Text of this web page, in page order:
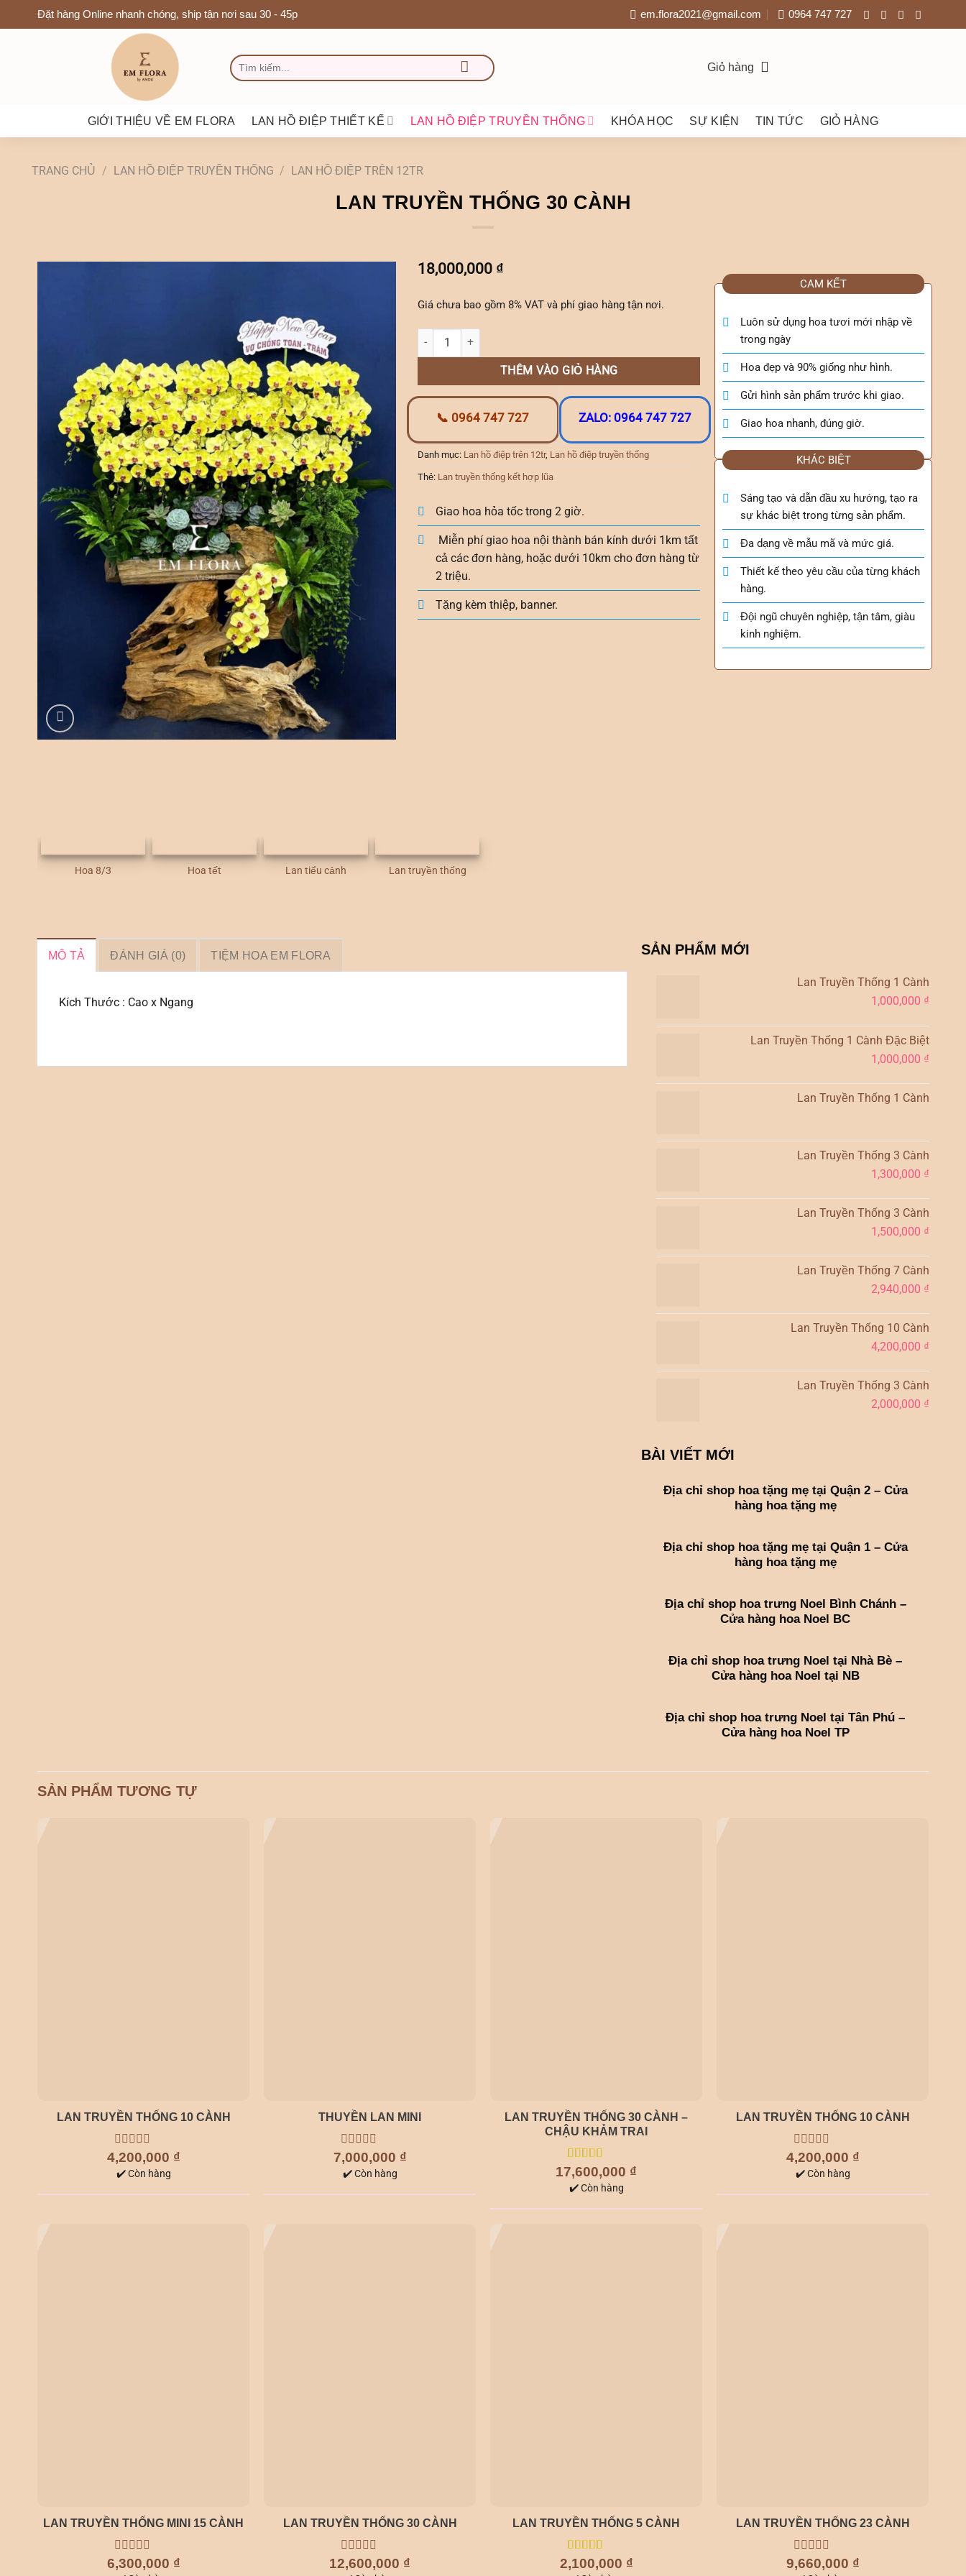
đến
Đặt hàng Online nhanh chóng, ship tận nơi sau 30 - 45p em.flora2021@gmail.com 0964 747 727
TÌM
Giỏ hàng
GIỚI THIỆU VỀ EM FLORA LAN HỒ ĐIỆP THIẾT KẾ LAN HỒ ĐIỆP TRUYỀN THỐNG KHÓA HỌC SỰ KIỆN TIN TỨC GIỎ HÀNG
TRANG CHỦ / LAN HỒ ĐIỆP TRUYỀN THỐNG / LAN HỒ ĐIỆP TRÊN 12TR
LAN TRUYỀN THỐNG 30 CÀNH
18,000,000 ₫
Giá chưa bao gồm 8% VAT và phí giao hàng tận nơi.
Lan Truyền Thống 30 Cành số lượng
THÊM VÀO GIỎ HÀNG
📞 0964 747 727 ZALO: 0964 747 727
Danh mục: Lan hồ điệp trên 12tr, Lan hồ điệp truyền thống
Thẻ: Lan truyền thống kết hợp lũa
Giao hoa hỏa tốc trong 2 giờ.
Miễn phí giao hoa nội thành bán kính dưới 1km tất
cả các đơn hàng, hoặc dưới 10km cho đơn hàng từ
2 triệu.
Tặng kèm thiệp, banner.
CAM KẾT
Luôn sử dụng hoa tươi mới nhập về
trong ngày
Hoa đẹp và 90% giống như hình.
Gửi hình sản phẩm trước khi giao.
Giao hoa nhanh, đúng giờ.
KHÁC BIỆT
Sáng tạo và dẫn đầu xu hướng, tạo ra
sự khác biệt trong từng sản phẩm.
Đa dạng về mẫu mã và mức giá.
Thiết kế theo yêu cầu của từng khách
hàng.
Đội ngũ chuyên nghiệp, tận tâm, giàu
kinh nghiệm.
Hoa 8/3 Hoa tết Lan tiểu cảnh Lan truyền thống
MÔ TẢ ĐÁNH GIÁ (0) TIỆM HOA EM FLORA
Kích Thước : Cao x Ngang
SẢN PHẨM MỚI
Lan Truyền Thống 1 Cành
1,000,000 ₫
Lan Truyền Thống 1 Cành Đặc Biệt
1,000,000 ₫
Lan Truyền Thống 1 Cành
Lan Truyền Thống 3 Cành
1,300,000 ₫
Lan Truyền Thống 3 Cành
1,500,000 ₫
Lan Truyền Thống 7 Cành
2,940,000 ₫
Lan Truyền Thống 10 Cành
4,200,000 ₫
Lan Truyền Thống 3 Cành
2,000,000 ₫
BÀI VIẾT MỚI
Địa chỉ shop hoa tặng mẹ tại Quận 2 – Cửa
hàng hoa tặng mẹ
Địa chỉ shop hoa tặng mẹ tại Quận 1 – Cửa
hàng hoa tặng mẹ
Địa chỉ shop hoa trưng Noel Bình Chánh –
Cửa hàng hoa Noel BC
Địa chỉ shop hoa trưng Noel tại Nhà Bè –
Cửa hàng hoa Noel tại NB
Địa chỉ shop hoa trưng Noel tại Tân Phú –
Cửa hàng hoa Noel TP
SẢN PHẨM TƯƠNG TỰ
LAN TRUYỀN THỐNG 10 CÀNH
0
out
of
4,200,000 ₫
✔️ Còn hàng
THUYỀN LAN MINI
0
out
of
7,000,000 ₫
✔️ Còn hàng
LAN TRUYỀN THỐNG 30 CÀNH –
CHẬU KHẢM TRAI
5.00out of
5
17,600,000 ₫
✔️ Còn hàng
LAN TRUYỀN THỐNG 10 CÀNH
0
out
of
4,200,000 ₫
✔️ Còn hàng
LAN TRUYỀN THỐNG MINI 15 CÀNH
0
out
6,300,000 ₫
LAN TRUYỀN THỐNG 30 CÀNH
0
out
12,600,000 ₫
LAN TRUYỀN THỐNG 5 CÀNH
5.00out of
5
2,100,000 ₫
LAN TRUYỀN THỐNG 23 CÀNH
0
out
9,660,000 ₫